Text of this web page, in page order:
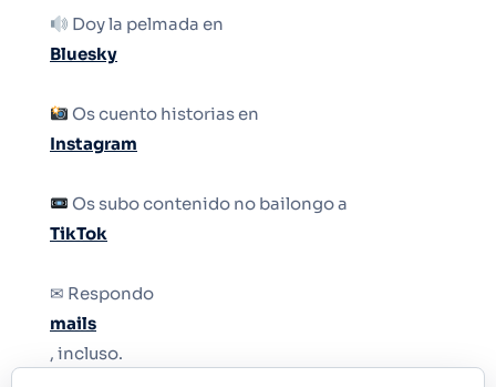
Doy la pelmada en
Bluesky
Os cuento historias en
Instagram
Os subo contenido no bailongo a
TikTok
✉ Respondo
mails
, incluso.